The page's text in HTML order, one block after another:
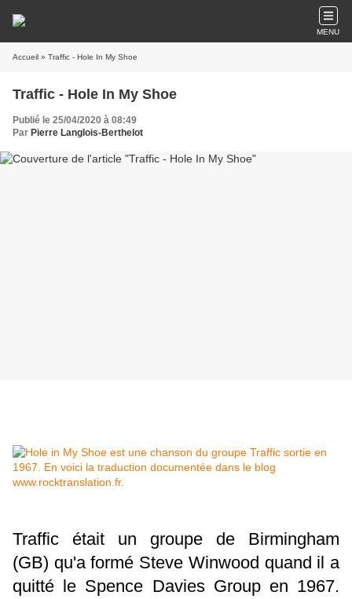
MENU
Accueil » Traffic - Hole In My Shoe
Traffic - Hole In My Shoe
Publié le 25/04/2020 à 08:49
Par Pierre Langlois-Berthelot
Traffic était un groupe de Birmingham
(GB) qu'a formé Steve Winwood quand il a
quitté le Spence Davies Group en 1967.